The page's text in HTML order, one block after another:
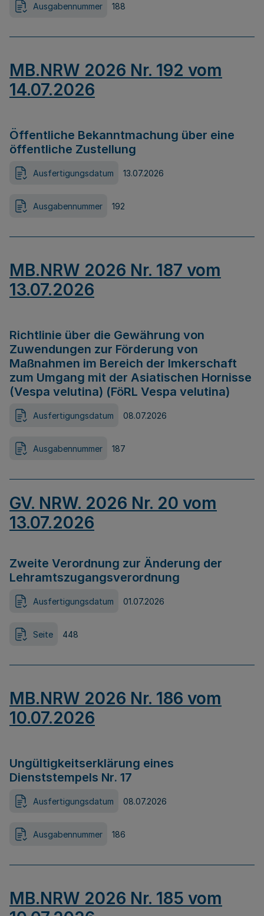
Ausgabennummer 188
MB.NRW 2026 Nr. 192 vom
14.07.2026
Öffentliche Bekanntmachung über eine
öffentliche Zustellung
Ausfertigungsdatum 13.07.2026
Ausgabennummer 192
MB.NRW 2026 Nr. 187 vom
13.07.2026
Richtlinie über die Gewährung von
Zuwendungen zur Förderung von
Maßnahmen im Bereich der Imkerschaft
zum Umgang mit der Asiatischen Hornisse
(Vespa velutina) (FöRL Vespa velutina)
Ausfertigungsdatum 08.07.2026
Ausgabennummer 187
GV. NRW. 2026 Nr. 20 vom
13.07.2026
Zweite Verordnung zur Änderung der
Lehramtszugangsverordnung
Ausfertigungsdatum 01.07.2026
Seite 448
MB.NRW 2026 Nr. 186 vom
10.07.2026
Ungültigkeitserklärung eines
Dienststempels Nr. 17
Ausfertigungsdatum 08.07.2026
Ausgabennummer 186
MB.NRW 2026 Nr. 185 vom